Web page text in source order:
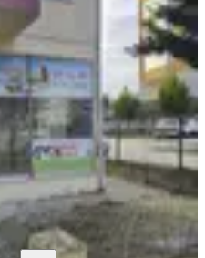
Kapaklı
Dükkan Süper
Düz Giriş (Zemin)·08.08.2026